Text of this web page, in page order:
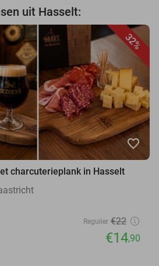
uit Hasselt:
32%
favorite_border
charcuterieplank in Hasselt
Regulier €22
€14,90